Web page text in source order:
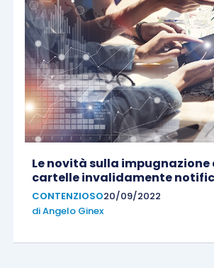
Le novità sulla impugnazione
cartelle invalidamente
CONTENZIOSO20/09/2022
diAngelo Ginex